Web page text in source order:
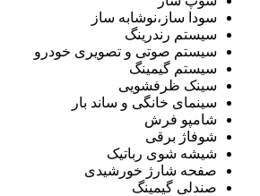
سودا ساز،نوشابه ساز
سیستم رندرینگ
سیستم صوتی و تصویری خودرو
سیستم گیمینگ
سینک ظرفشویی
سینمای خانگی و ساند بار
شامپو فرش
شوفاژ برقی
شیشه شوی رباتیک
صفحه شارژ خورشیدی
صندلی گیمینگ